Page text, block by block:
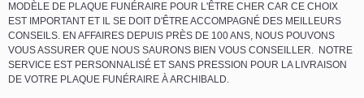
MODÈLE DE PLAQUE FUNÉRAIRE POUR L'ÊTRE CHER CAR CE CHOIX
EST IMPORTANT ET IL SE DOIT D'ÊTRE ACCOMPAGNÉ DES MEILLEURS
CONSEILS. EN AFFAIRES DEPUIS PRÈS DE 100 ANS, NOUS POUVONS
VOUS ASSURER QUE NOUS SAURONS BIEN VOUS CONSEILLER. NOTRE
SERVICE EST PERSONNALISÉ ET SANS PRESSION POUR LA LIVRAISON
DE VOTRE PLAQUE FUNÉRAIRE À ARCHIBALD.